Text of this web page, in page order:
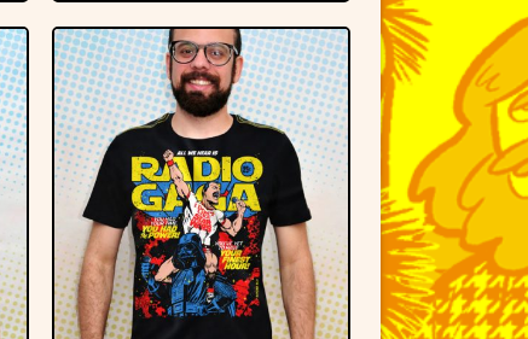
Adicionar
à lista de
desejos